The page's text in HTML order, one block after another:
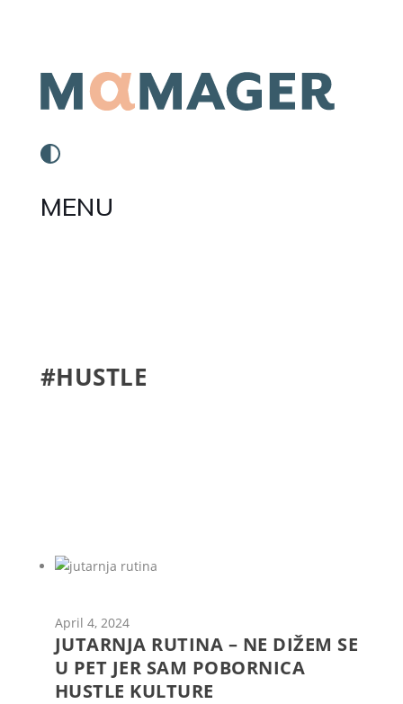
MENU
#HUSTLE
April 4, 2024
JUTARNJA RUTINA – NE DIŽEM SE
U PET JER SAM POBORNICA
HUSTLE KULTURE